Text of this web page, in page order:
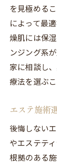
を見極める
によって最
燥肌には保
ンジング系
家に相談し
療法を選ぶ
エステ施術
後悔しない
やエステテ
根拠のある